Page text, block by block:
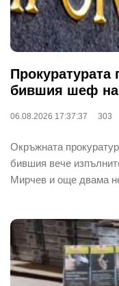
Прокуратурата
бившия шеф на
06.08.2026 17:37:37 303
Окръжната
бившия вече
Мирчев и още двама